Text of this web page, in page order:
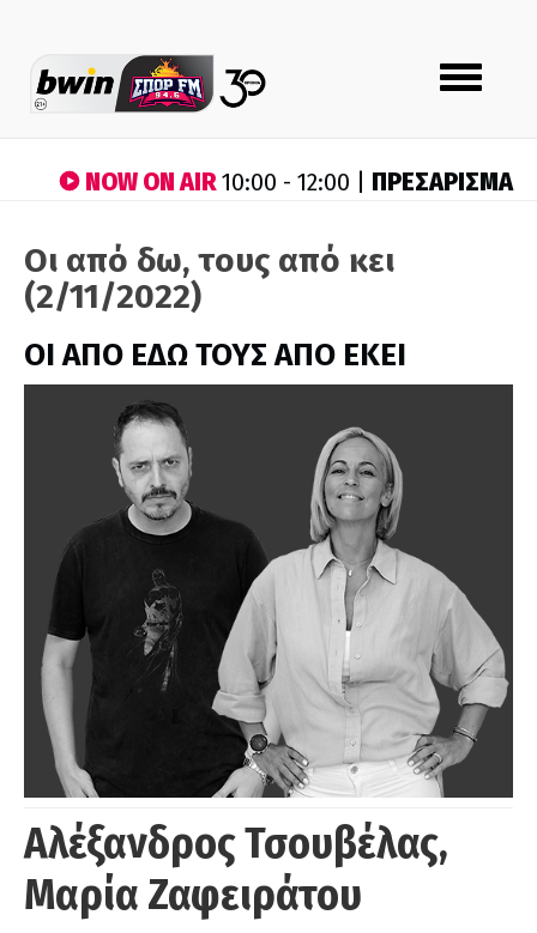
Toggle
navigation
NOW ON AIR10:00 - 12:00 | ΠΡΕΣΑΡΙΣΜΑ
Οι από δω, τους από κει
(2/11/2022)
ΟΙ ΑΠΟ ΕΔΩ ΤΟΥΣ ΑΠΟ ΕΚΕΙ
Αλέξανδρος Τσουβέλας,
Μαρία Ζαφειράτου